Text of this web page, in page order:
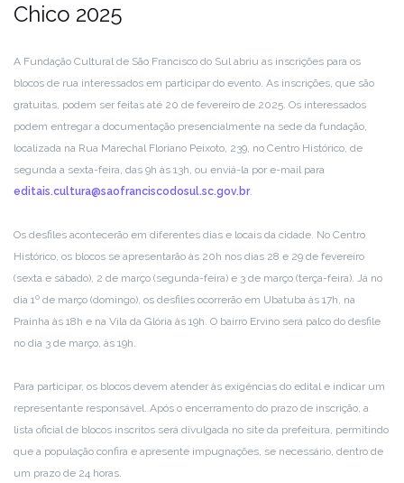
Chico 2025
A Fundação Cultural de São Francisco do Sul abriu as inscrições para os
blocos de rua interessados em participar do evento. As inscrições, que são
gratuitas, podem ser feitas até 20 de fevereiro de 2025. Os interessados
podem entregar a documentação presencialmente na sede da fundação,
localizada na Rua Marechal Floriano Peixoto, 239, no Centro Histórico, de
segunda a sexta-feira, das 9h às 13h, ou enviá-la por e-mail para
editais.cultura@saofranciscodosul.sc.gov.br.
Os desfiles acontecerão em diferentes dias e locais da cidade. No Centro
Histórico, os blocos se apresentarão às 20h nos dias 28 e 29 de fevereiro
(sexta e sábado), 2 de março (segunda-feira) e 3 de março (terça-feira). Já no
dia 1º de março (domingo), os desfiles ocorrerão em Ubatuba às 17h, na
Prainha às 18h e na Vila da Glória às 19h. O bairro Ervino será palco do desfile
no dia 3 de março, às 19h.
Para participar, os blocos devem atender às exigências do edital e indicar um
representante responsável. Após o encerramento do prazo de inscrição, a
lista oficial de blocos inscritos será divulgada no site da prefeitura, permitindo
que a população confira e apresente impugnações, se necessário, dentro de
um prazo de 24 horas.